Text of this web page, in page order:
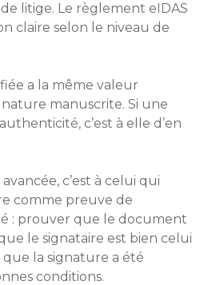
litige. Le règlement eIDAS
claire selon le niveau de
a la même valeur
manuscrite. Si une
c’est à elle d’en
c’est à celui qui
comme preuve de
: prouver que le document
le signataire est bien celui
que la signature a été
conditions.